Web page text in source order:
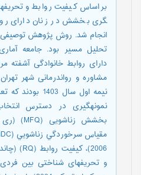
گری بخشش در زنان دارای
انجام شد. روش پژوهش توصیفی
تحلیل مسیر بود. جامعه
دارای روابط خانوادگی آشفته